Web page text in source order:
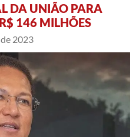
DA UNIÃO PARA
146 MILHÕES
2023